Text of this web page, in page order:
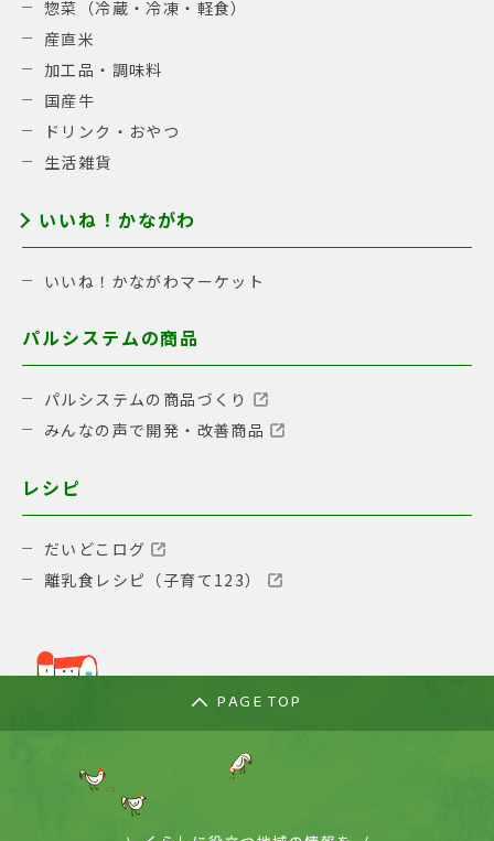
惣菜（冷蔵・冷凍・軽食）
産直米
加工品・調味料
国産牛
ドリンク・おやつ
生活雑貨
いいね！かながわ
いいね！かながわマーケット
パルシステムの商品
パルシステムの商品づくり
みんなの声で開発・改善商品
レシピ
だいどこログ
離乳食レシピ（子育て123）
PAGE TOP